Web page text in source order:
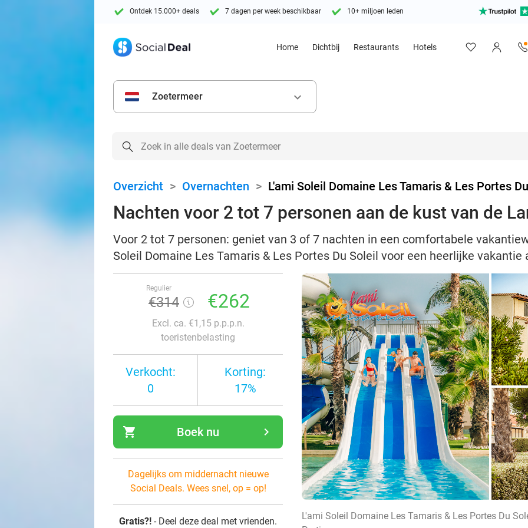
Ontdek 15.000+ deals 7 dagen per week beschikbaar 10+ miljoen leden
Home Dichtbij Restaurants Hotels
Zoetermeer keyboard_arrow_down
Overzicht > Overnachten > L'ami Soleil Domaine Les Tamaris & Les Portes
Nachten voor 2 tot 7 personen aan de kust van de
Voor 2 tot 7 personen: geniet van 3 of 7 nachten in een comfortabele
Soleil Domaine Les Tamaris & Les Portes Du Soleil voor een heerlijke vakantie
Regulier
€314 €262
Excl. ca. €1,15 p.p.p.n.
toeristenbelasting
Verkocht:
0
Korting:
17%
shopping_cart navigate_next
Boek nu
Dagelijks om middernacht nieuwe
Social Deals. Wees snel, op = op!
Gratis?! - Deel deze deal met vrienden.
L'ami Soleil Domaine Les Tamaris & Les Portes Du